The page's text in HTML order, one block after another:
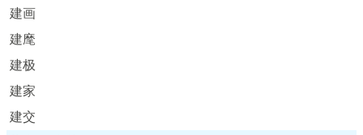
建画
建麾
建极
建家
建交